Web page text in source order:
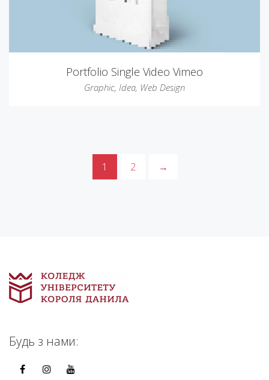
Portfolio Single Video Vimeo
Graphic, Idea, Web Design
1 2 →
Будь з нами: